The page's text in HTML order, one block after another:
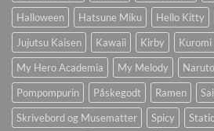
Halloween
Hatsune Miku Hello Kitty
Jujutsu Kaisen
Kawaii Kirby Kuromi
My Hero Academia
My Melody Naruto
Pompompurin
Påskegodt Ramen
Skrivebord og Musematter
Spicy